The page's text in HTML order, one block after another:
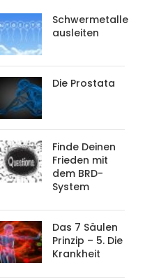
Schwermetalle
ausleiten
Die Prostata
Finde Deinen
Frieden mit
dem BRD-
System
Das 7 Säulen
Prinzip – 5. Die
Krankheit